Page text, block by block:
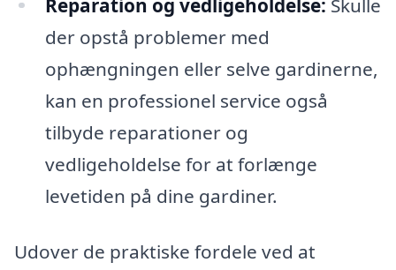
der opstå problemer med
ophængningen eller selve gardinerne,
kan en professionel service også
tilbyde reparationer og
vedligeholdelse for at forlænge
levetiden på dine gardiner.
Udover de praktiske fordele ved at